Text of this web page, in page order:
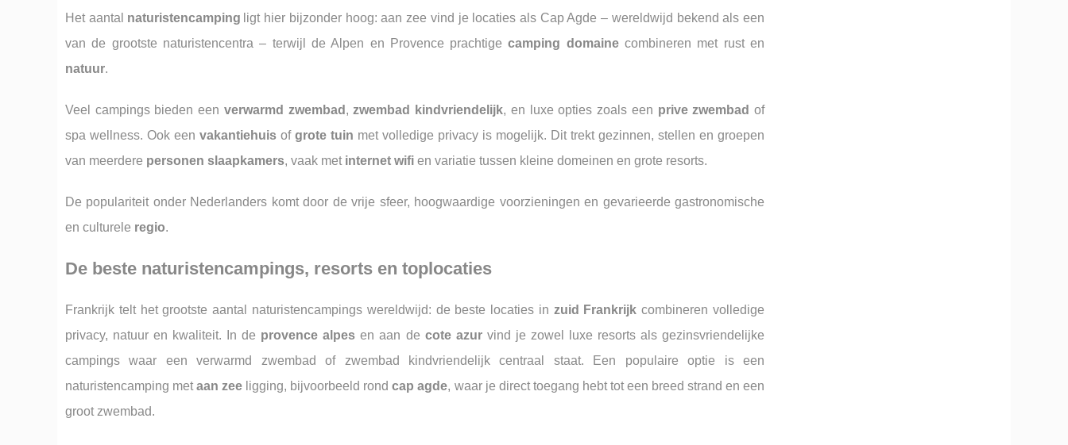
Het aantal naturistencamping ligt hier bijzonder hoog: aan zee vind je locaties als Cap Agde – wereldwijd bekend als een
van de grootste naturistencentra – terwijl de Alpen en Provence prachtigecamping domainecombineren met rust en
natuur.
Veel campings bieden een verwarmd zwembad ,zwembad kindvriendelijk, en luxe opties zoals een prive zwembad of
spa wellness. Ook een vakantiehuis of grote tuin met volledige privacy is mogelijk. Dit trekt gezinnen, stellen en groepen
van meerdere personen slaapkamers, vaak met internet wifi en variatie tussen kleine domeinen en grote resorts.
De populariteit onder Nederlanders komt door de vrije sfeer, hoogwaardige voorzieningen en gevarieerde gastronomische
en culturele regio.
De beste naturistencampings, resorts en toplocaties
Frankrijk telt het grootste aantal naturistencampings wereldwijd: de beste locaties in zuid Frankrijk combineren volledige
privacy, natuur en kwaliteit. In de provence alpes en aan de cote azurvind je zowel luxe resorts als gezinsvriendelijke
campings waar een verwarmd zwembad of zwembad kindvriendelijk centraal staat. Een populaire optie is een
naturistencamping metaan zee ligging, bijvoorbeeld rondcap agde, waar je direct toegang hebt tot een breed strand en een
groot zwembad.